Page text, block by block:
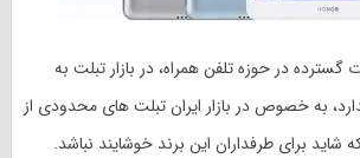
در حوزه تلفن همراه، در بازار تبلت به
به خصوص در بازار ایران تبلت های محدودی از
برای طرفداران این برند خوشایند نباشد.